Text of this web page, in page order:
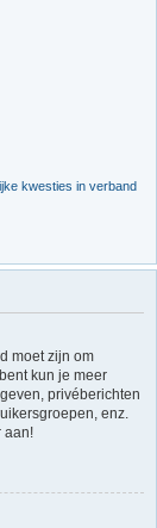
kwesties in verband
moet zijn om
kun je meer
privéberichten
enz.
aan!